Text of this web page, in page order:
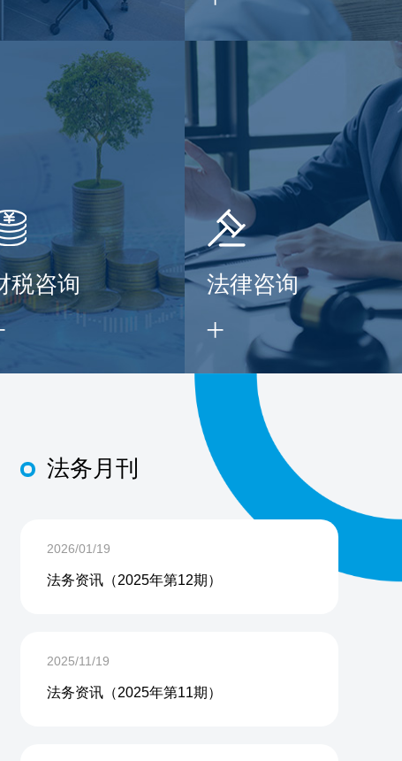
税咨询 法律咨询
法务月刊
2026/01/19
法务资讯（2025年第12期）
2025/11/19
法务资讯（2025年第11期）